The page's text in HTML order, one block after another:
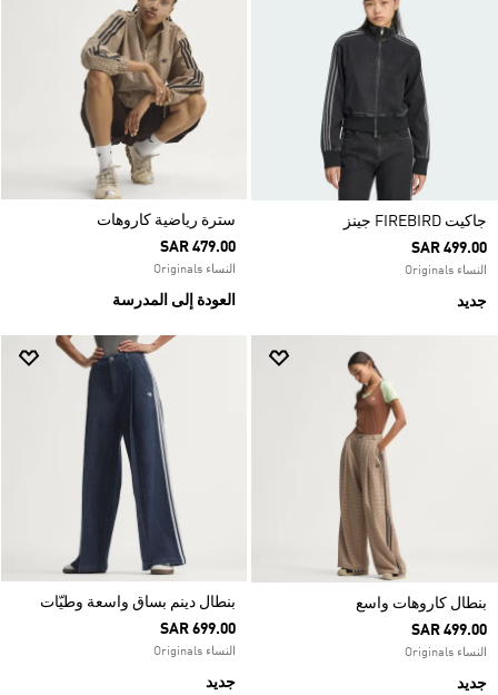
جاكيت FIREBIRD جينز
SAR 499.00
النساء Originals
جديد
سترة رياضية كاروهات
SAR 479.00
النساء Originals
العودة إلى المدرسة
بنطال كاروهات واسع
SAR 499.00
النساء Originals
جديد
بنطال دينم بساق واسعة وطيّات
SAR 699.00
النساء Originals
جديد